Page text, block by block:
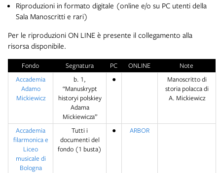
Riproduzioni in formato digitale (online e/o su PC utenti della
Sala Manoscritti e rari)
Per le riproduzioni ON LINE è presente il collegamento alla
risorsa disponibile.
Fondo Segnatura PC ONLINE
Note
Accademia
Adamo
Mickiewicz
b. 1,
“Manuskrypt
historyi polskiey
Adama
Mickiewicza”
●
Manoscritto di
storia polacca di
A. Mickiewicz
Accademia
filarmonica e
Liceo
musicale di
Bologna
Tutti i
documenti del
fondo (1 busta)
● ARBOR